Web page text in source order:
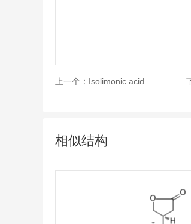
上一个： Isolimonic acid
相似结构